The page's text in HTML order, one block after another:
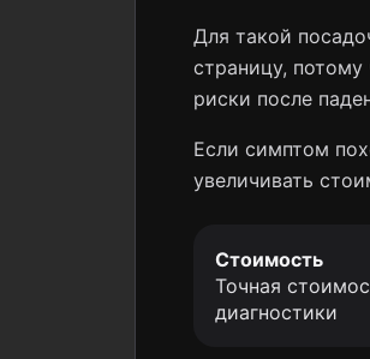
Для такой
страницу, потому
риски после
Если симптом
увеличивать
Стоимость
Точная
диагностики